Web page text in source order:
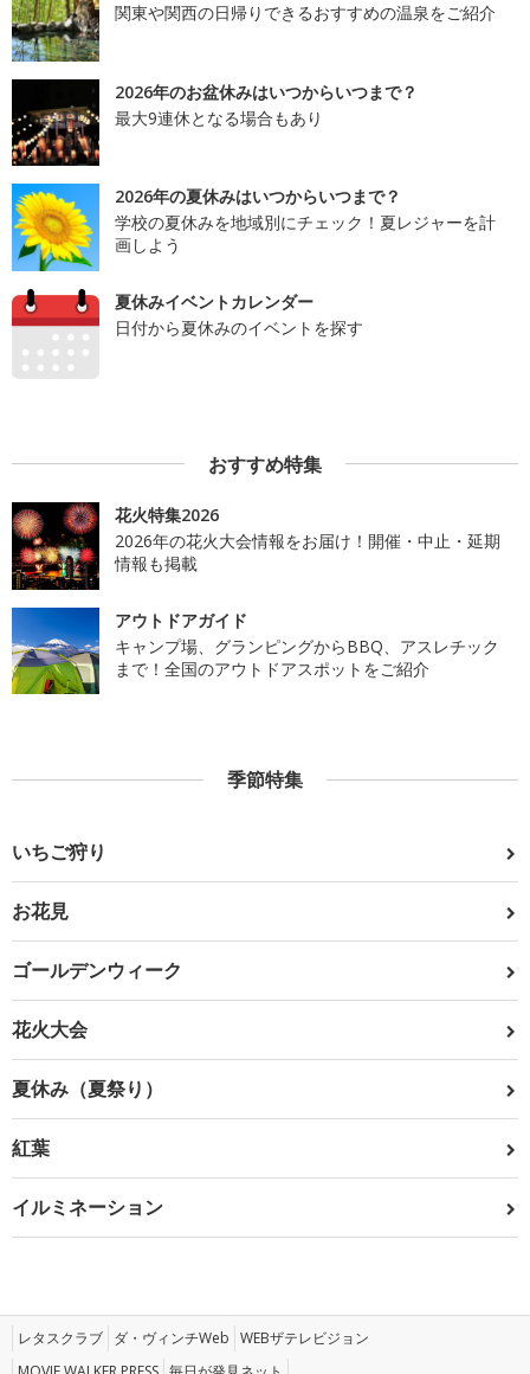
関東や関西の日帰りできるおすすめの温泉をご紹介
2026年のお盆休みはいつからいつまで？
最大9連休となる場合もあり
2026年の夏休みはいつからいつまで？
学校の夏休みを地域別にチェック！夏レジャーを計
画しよう
夏休みイベントカレンダー
日付から夏休みのイベントを探す
おすすめ特集
花火特集2026
2026年の花火大会情報をお届け！開催・中止・延期
情報も掲載
アウトドアガイド
キャンプ場、グランピングからBBQ、アスレチック
まで！全国のアウトドアスポットをご紹介
季節特集
いちご狩り
お花見
ゴールデンウィーク
花火大会
夏休み（夏祭り）
紅葉
イルミネーション
レタスクラブ ダ・ヴィンチWeb WEBザテレビジョン